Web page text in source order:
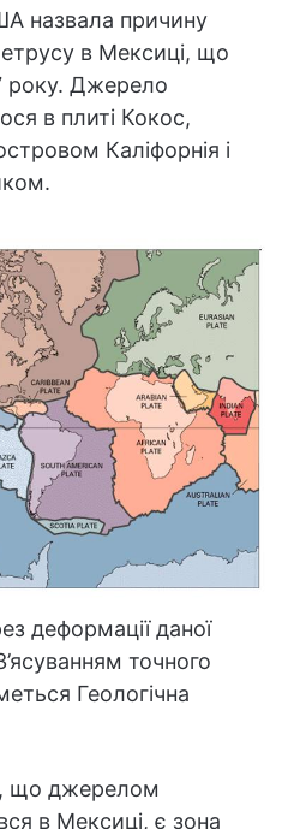
назвала причину
в Мексиці, що
року. Джерело
в плиті Кокос,
Каліфорнія і
деформації даної
точного
Геологічна
що джерелом
в Мексиці, є зона